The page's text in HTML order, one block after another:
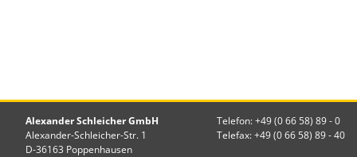
Alexander Schleicher GmbH
Alexander-Schleicher-Str. 1
D-36163 Poppenhausen
Telefon: +49 (0 66 58) 89 - 0
Telefax: +49 (0 66 58) 89 - 40